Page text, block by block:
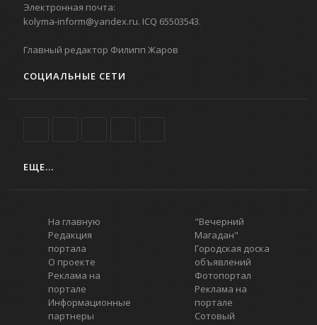
Электронная почта:
kolyma-inform@yandex.ru. ICQ 65503543.
Главный редактор Филипп Жаров
СОЦИАЛЬНЫЕ СЕТИ
ЕЩЕ...
На главную
Редакция
портала
О проекте
Реклама на
портале
Информационные
партнеры
"Вечерний
Магадан"
Городская доска
объявлений
Фотопортал
Реклама на
портале
Сотовый